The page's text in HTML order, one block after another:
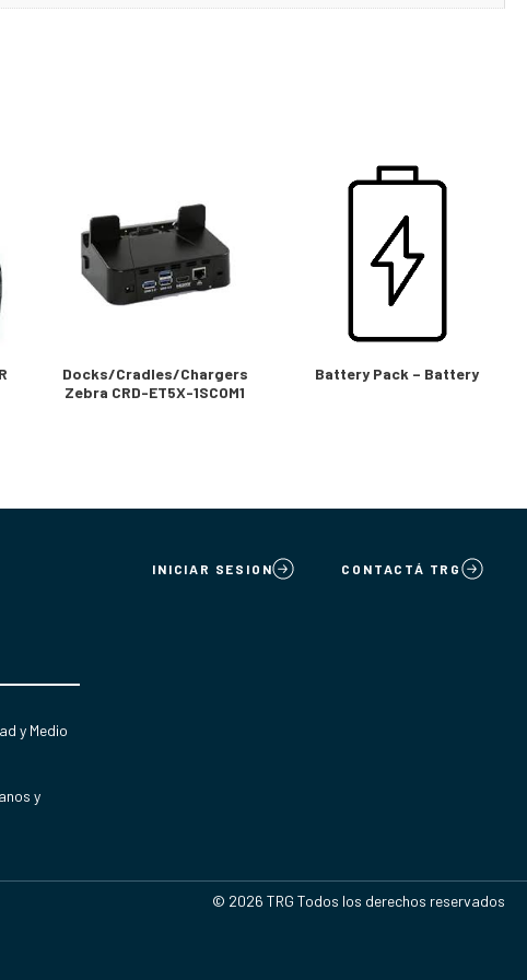
Docks/Cradles/Chargers
Zebra CRD-ET5X-1SCOM1
Battery Pack – Battery
INICIAR SESION CONTACTÁ TRG
y Medio
y
© 2026 TRG Todos los derechos reservados